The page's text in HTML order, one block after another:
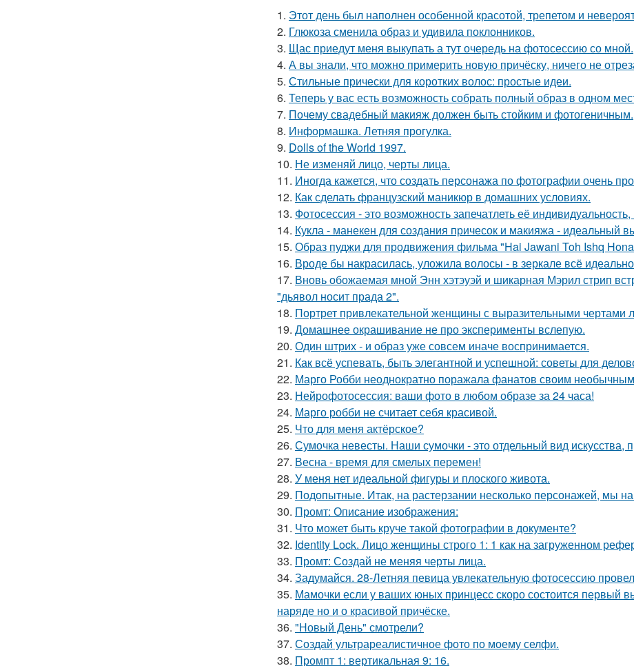
1. Этот день был наполнен особенной красотой, трепетом и
2. Глюкоза сменила образ и удивила поклонников.
3. Щас приедут меня выкупать а тут очередь на фотосессию со мной.
4. А вы знали, что можно примерить новую причёску, ничего не
5. Стильные прически для коротких волос: простые идеи.
6. Теперь у вас есть возможность собрать полный образ в одном
7. Почему свадебный макияж должен быть стойким и фотогеничным.
8. Информашка. Летняя прогулка.
9. Dolls of the World 1997.
10. Не изменяй лицо, черты лица.
11. Иногда кажется, что создать персонажа по фотографии очень
12. Как сделать французский маникюр в домашних условиях.
13. Фотосессия - это возможность запечатлеть её
14. Кукла - манекен для создания причесок и макияжа - идеальный
15. Образ пуджи для продвижения фильма "Hai Jawani Toh Ishq
16. Вроде бы накрасилась, уложила волосы - в зеркале всё
17. Вновь обожаемая мной Энн хэтэуэй и шикарная Мэрил стрип
"дьявол носит прада 2".
18. Портрет привлекательной женщины с выразительными чертами
19. Домашнее окрашивание не про эксперименты вслепую.
20. Один штрих - и образ уже совсем иначе воспринимается.
21. Как всё успевать, быть элегантной и успешной: советы для
22. Марго Робби неоднократно поражала фанатов своим
23. Нейрофотосессия: ваши фото в любом образе за 24 часа!
24. Марго робби не считает себя красивой.
25. Что для меня актёрское?
26. Сумочка невесты. Наши сумочки - это отдельный вид искусства,
27. Весна - время для смелых перемен!
28. У меня нет идеальной фигуры и плоского живота.
29. Подопытные. Итак, на растерзании несколько персонажей, мы
30. Промт: Описание изображения:
31. Что может быть круче такой фотографии в документе?
32. Identity Lock. Лицо женщины строго 1: 1 как на загруженном
33. Промт: Создай не меняя черты лица.
34. Задумайся. 28-Летняя певица увлекательную фотосессию
35. Мамочки если у ваших юных принцесс скоро состоится первый
наряде но и о красивой причёске.
36. "Новый День" смотрели?
37. Создай ультрареалистичное фото по моему селфи.
38. Промпт 1: вертикальная 9: 16.